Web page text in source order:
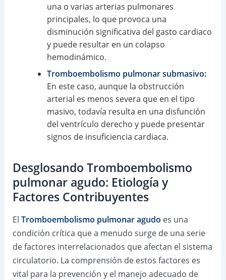
una o varias arterias pulmonares
principales, lo que provoca una
disminución significativa del gasto cardiaco
y puede resultar en un colapso
hemodinámico.
Tromboembolismo pulmonar submasivo:
En este caso, aunque la obstrucción
arterial es menos severa que en el tipo
masivo, todavía resulta en una disfunción
del ventrículo derecho y puede presentar
signos de insuficiencia cardiaca.
Desglosando Tromboembolismo
pulmonar agudo: Etiología y
Factores Contribuyentes
El Tromboembolismo pulmonar agudo es una
condición crítica que a menudo surge de una serie
de factores interrelacionados que afectan el sistema
circulatorio. La comprensión de estos factores es
vital para la prevención y el manejo adecuado de